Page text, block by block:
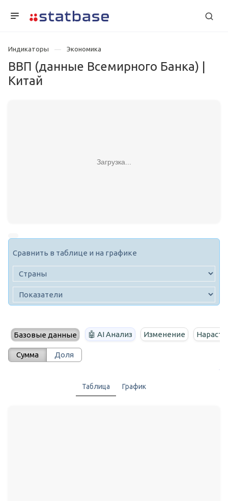
Индикаторы Экономика
ВВП (данные Всемирного Банка) |
Китай
Загрузка...
Сравнить в таблице и на графике
Базовые данные 🤖 AI Анализ Изменение
Сумма Доля
Таблица График